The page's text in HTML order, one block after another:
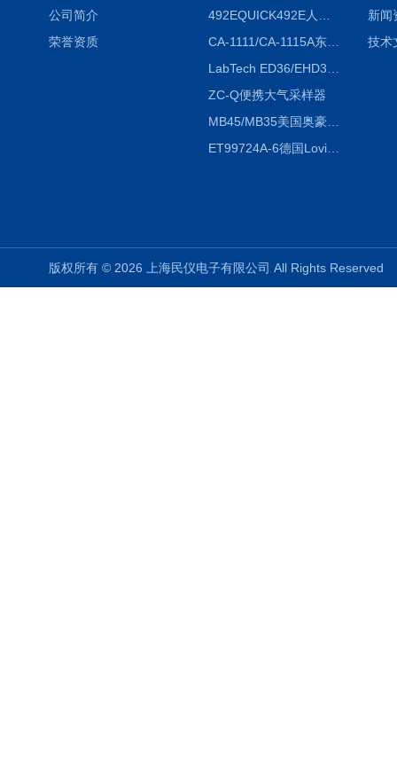
公司简介
荣誉资质
CA-1111/CA-1115A东京理化EYELA CA-1111/CA-1115A冷却水循环装置
ZC-Q便携大气采样器
MB45/MB35美国奥豪斯OHAUS MB45/MB35卤素红外水分测定仪
ET99724A-6德国Lovibond ET99724A-6微电脑BOD测定仪
新闻
技术
版权所有 © 2026 上海民仪电子有限公司 All Rights